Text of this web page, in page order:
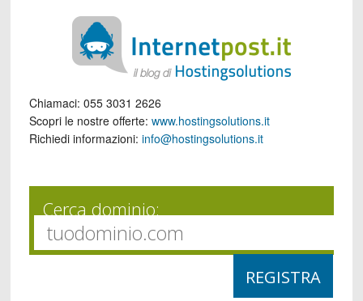
Chiamaci: 055 3031 2626
Scopri le nostre offerte: www.hostingsolutions.it
Richiedi informazioni: info@hostingsolutions.it
Cerca dominio: